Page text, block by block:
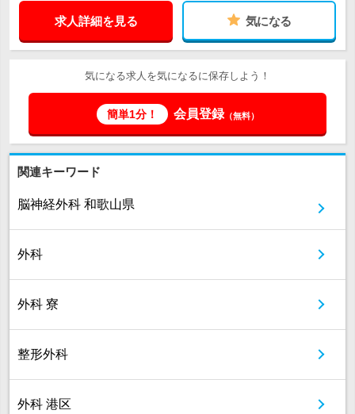
求人詳細を見る 気になる
気になる求人を気になるに保存しよう！
簡単1分！ 会員登録（無料）
関連キーワード
脳神経外科 和歌山県
外科
外科 寮
整形外科
外科 港区